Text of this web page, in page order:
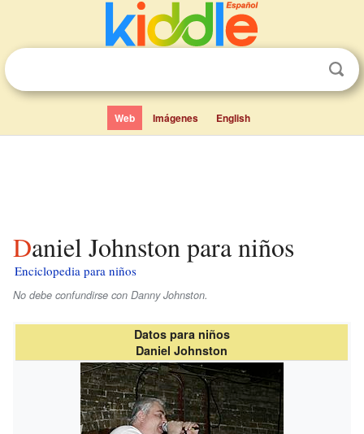
Web Imágenes English
Daniel Johnston para niños
Enciclopedia para niños
No debe confundirse con Danny Johnston.
Datos para niños
Daniel Johnston